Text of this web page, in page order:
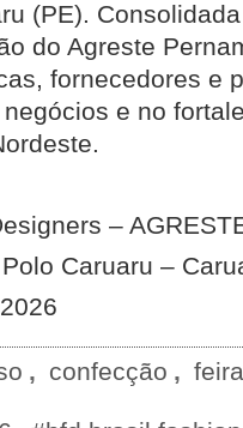
(PE).
do Agreste
fornecedores e
e no
–
Caruaru –
, confecção ,